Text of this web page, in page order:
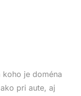
koho je doména
pri aute, aj